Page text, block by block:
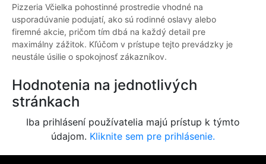
Pizzeria Včielka pohostinné prostredie vhodné na
usporadúvanie podujatí, ako sú rodinné oslavy alebo
firemné akcie, pričom tím dbá na každý detail pre
maximálny zážitok. Kľúčom v prístupe tejto prevádzky je
neustále úsilie o spokojnosť zákazníkov.
Hodnotenia na jednotlivých
stránkach
Iba prihlásení používatelia majú prístup k týmto
údajom. Kliknite sem pre prihlásenie.